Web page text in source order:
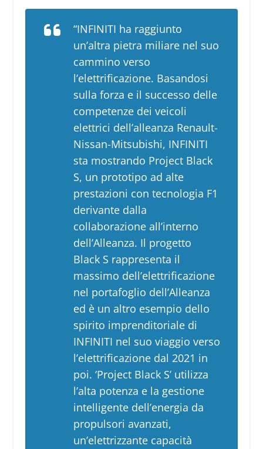
“INFINITI ha raggiunto
un’altra pietra miliare nel suo
cammino verso
l’elettrificazione. Basandosi
sulla forza e il successo delle
competenze dei veicoli
elettrici dell’alleanza Renault-
Nissan-Mitsubishi, INFINITI
sta mostrando Project Black
S, un prototipo ad alte
prestazioni con tecnologia F1
derivante dalla
collaborazione all’interno
dell’Alleanza. Il progetto
Black S rappresenta il
massimo dell’elettrificazione
nel portafoglio dell’Alleanza
ed è un altro esempio dello
spirito imprenditoriale di
INFINITI nel suo viaggio verso
l’elettrificazione dal 2021 in
poi. ‘Project Black S’ utilizza
l’alta potenza e la gestione
intelligente dell’energia da
propulsori avanzati,
un’elettrizzante capacità